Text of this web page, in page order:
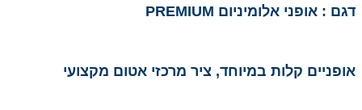
דגם : אופני אלומיניום PREMIUM
אופניים קלות במיוחד, ציר מרכזי אטום מקצועי